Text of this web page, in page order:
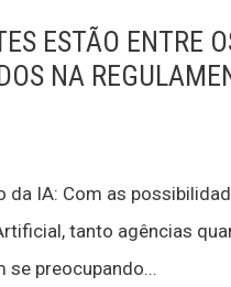
ESTÃO ENTRE
NA
da IA: Com as
tanto agências
se preocupando...